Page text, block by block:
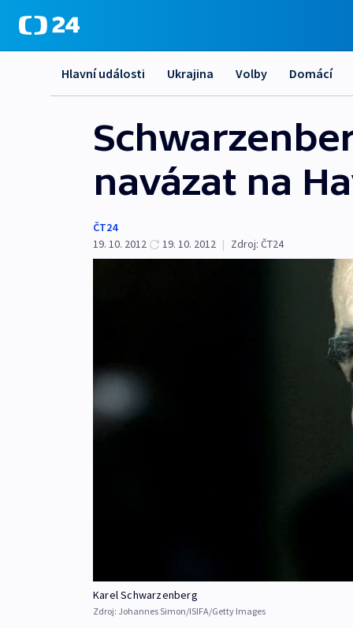
Hlavní události Ukrajina Volby Domácí
navázat na
ČT24
19. 10. 2012
19. 10. 2012 | Zdroj: ČT24
Karel Schwarzenberg
Zdroj: Johannes Simon/ISIFA/Getty Images